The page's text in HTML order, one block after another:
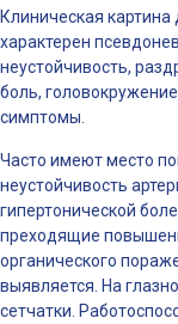
Клиническая
характерен
неустойчивость,
боль,
симптомы.
Часто имеют место
неустойчивость
гипертонической
преходящие
органического
выявляется. На
сетчатки.